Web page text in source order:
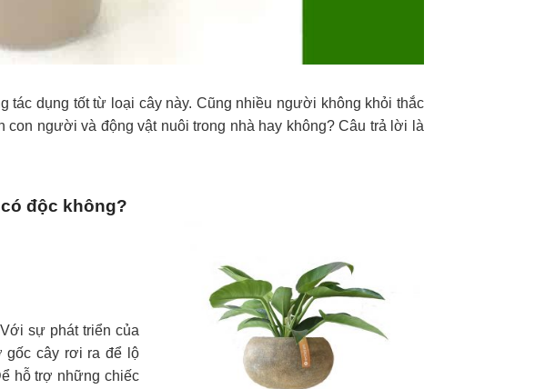
tác dụng tốt từ loại cây này. Cũng nhiều người không khỏi thắc
người và động vật nuôi trong nhà hay không? Câu trả lời là
độc không?
sự phát triển của
gốc cây rơi ra để lộ
hỗ trợ những chiếc